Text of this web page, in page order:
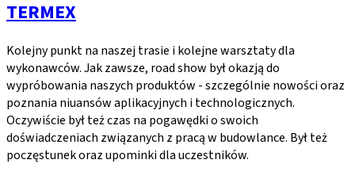
TERMEX
Kolejny punkt na naszej trasie i kolejne warsztaty dla
wykonawców. Jak zawsze, road show był okazją do
wypróbowania naszych produktów - szczególnie nowości oraz
poznania niuansów aplikacyjnych i technologicznych.
Oczywiście był też czas na pogawędki o swoich
doświadczeniach związanych z pracą w budowlance. Był też
poczęstunek oraz upominki dla uczestników.